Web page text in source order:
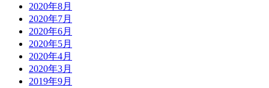
2020年8月
2020年7月
2020年6月
2020年5月
2020年4月
2020年3月
2019年9月